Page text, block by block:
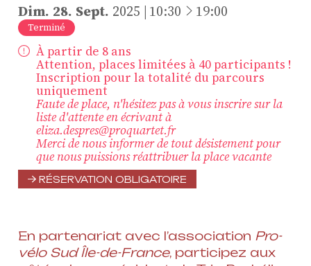
Dim. 28. Sept. 2025 10:30 à19:00
Terminé
À partir de 8 ans
Attention, places limitées à 40 participants !
Inscription pour la totalité du parcours
uniquement
Faute de place, n'hésitez pas à vous inscrire sur la
liste d'attente en écrivant à
eliza.despres@proquartet.fr
Merci de nous informer de tout désistement pour
que nous puissions réattribuer la place vacante
RÉSERVATION OBLIGATOIRE
En partenariat avec l’association Pro-
vélo Sud Île-de-France, participez aux